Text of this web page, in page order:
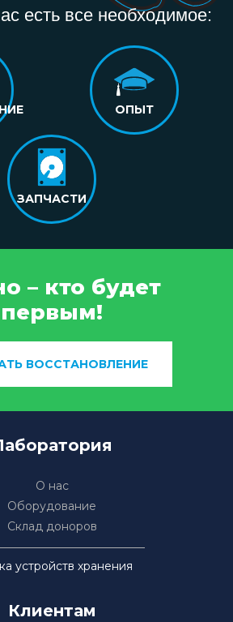
есть все необходимое:
ОПЫТ
ЗАПЧАСТИ
– кто будет
первым!
ВОССТАНОВЛЕНИЕ
О нас
Оборудование
Склад доноров
устройств хранения
Клиентам